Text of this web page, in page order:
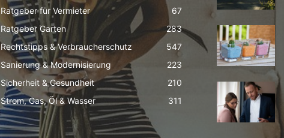
Ratgeber für Vermieter
67
Ratgeber Garten
283
Rechtstipps & Verbraucherschutz
547
Sanierung & Modernisierung
223
Sicherheit & Gesundheit
210
Strom, Gas, Öl & Wasser
311